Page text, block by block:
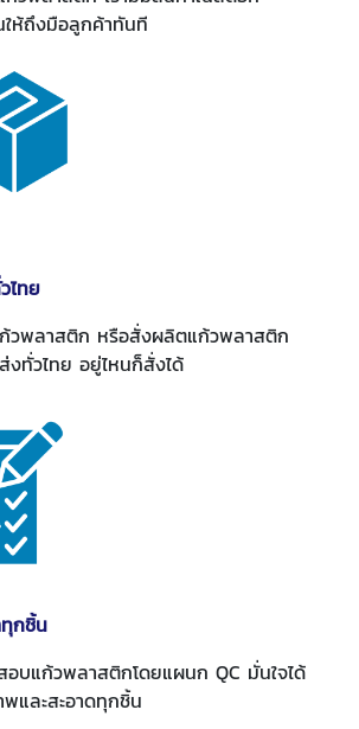
ห้ถึงมือลูกค้าทันที
ไทย
วพลาสติก หรือสั่งผลิตแก้วพลาสติก
งทั่วไทย อยู่ไหนก็สั่งได้
กชิ้น
อบแก้วพลาสติกโดยแผนก QC มั่นใจได้
และสะอาดทุกชิ้น